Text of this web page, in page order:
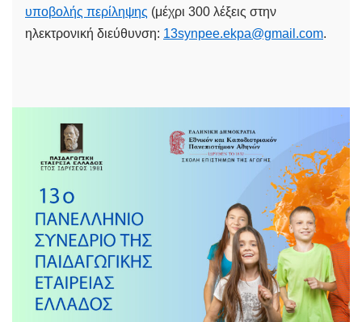
υποβολής περίληψης (μέχρι 300 λέξεις στην
ηλεκτρονική διεύθυνση: 13synpee.ekpa@gmail.com.